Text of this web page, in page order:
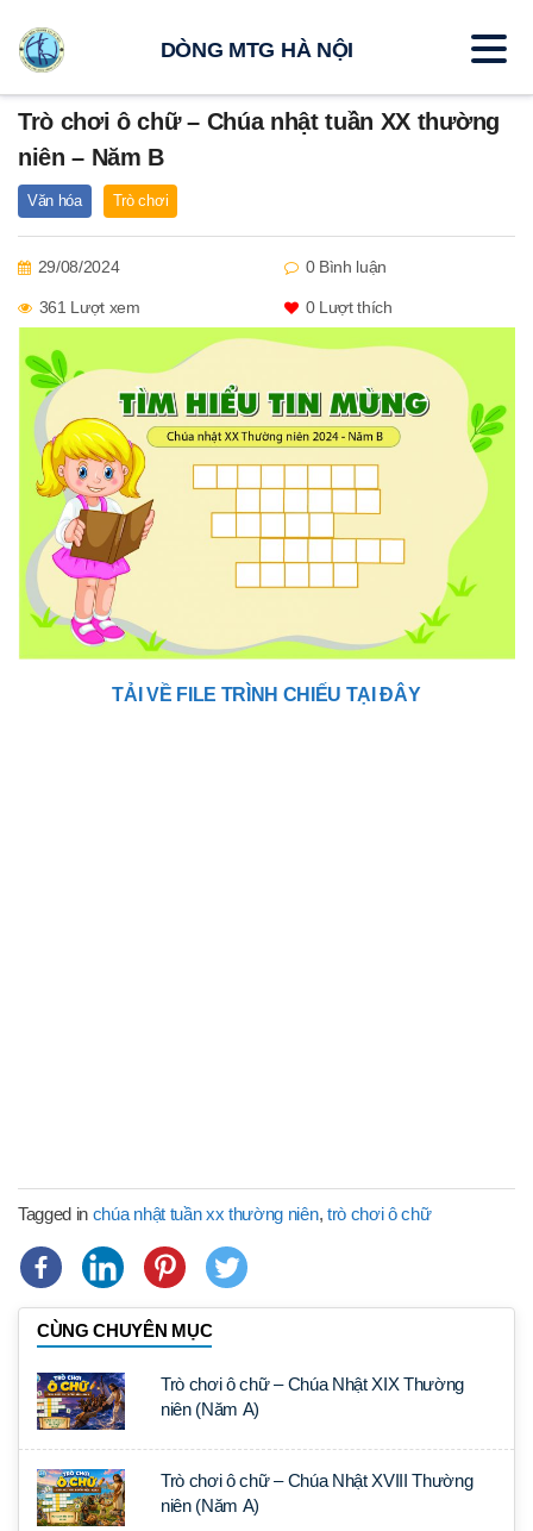
Trò chơi ô chữ – Chúa nhật tuần XX thường
niên – Năm B
Văn hóa Trò chơi
29/08/2024 0 Bình luận
361 Lượt xem 0Lượt thích
TẢI VỀ FILE TRÌNH CHIẾU TẠI ĐÂY
Tagged in chúa nhật tuần xx thường niên, trò chơi ô chữ
CÙNG CHUYÊN MỤC
Trò chơi ô chữ – Chúa Nhật XIX Thường
niên (Năm A)
Trò chơi ô chữ – Chúa Nhật XVIII Thường
niên (Năm A)
DÒNG MTG HÀ NỘI